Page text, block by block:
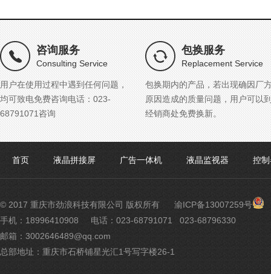
咨询服务
Consulting Service
用户在使用过程中遇到任何问题，
均可致电免费咨询电话：023-
68791071咨询
包换服务
Replacement Service
包换期内的产品，若出现确因厂
原因造成的质量问题，用户可以
经销商处免费换新。
首页 液晶拼接屏 广告一体机 液晶监视器 控
© 2017 重庆市劲浪科技有限公司 版权所有 渝ICP备13007259号 渝
手机：18996410908
电话：023-68791071 023-68796330
邮箱：3002646489@qq.com
总部地址：重庆市石桥铺星光汇1号写字楼26-1